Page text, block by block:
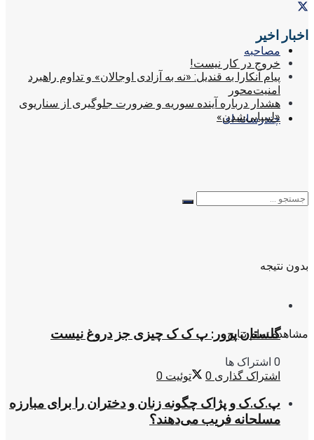
مصاحبه
چندرسانه ای
بدون نتیجه
مشاهده تمام نتایج
اخبار اخیر
خروج در کار نیست!
پیام آنکارا به قندیل: «نه به آزادی اوجالان» و تداوم راهبرد
امنیت‌محور
هشدار درباره آینده سوریه و ضرورت جلوگیری از سناریوی
«لیبیایی‌شدن»
گلستان پرور: پ ک ک چیزی جز دروغ نیست
0 اشتراک ها
اشتراک گذاری 0 توئیت 0
پ.ک.ک و پژاک چگونه زنان و دختران را برای مبارزه
مسلحانه فریب می‌دهند؟